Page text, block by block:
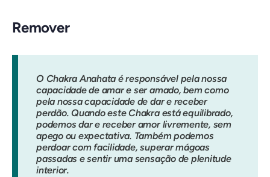
Remover
O Chakra Anahata é responsável pela nossa
capacidade de amar e ser amado, bem como
pela nossa capacidade de dar e receber
perdão. Quando este Chakra está equilibrado,
podemos dar e receber amor livremente, sem
apego ou expectativa. Também podemos
perdoar com facilidade, superar mágoas
passadas e sentir uma sensação de plenitude
interior.